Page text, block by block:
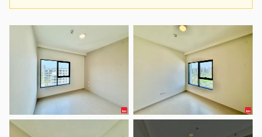
Готов к заселению